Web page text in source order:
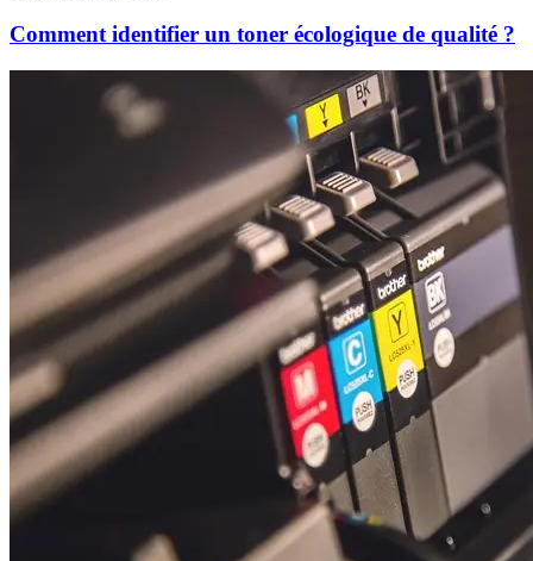
Comment identifier un toner écologique de qualité ?